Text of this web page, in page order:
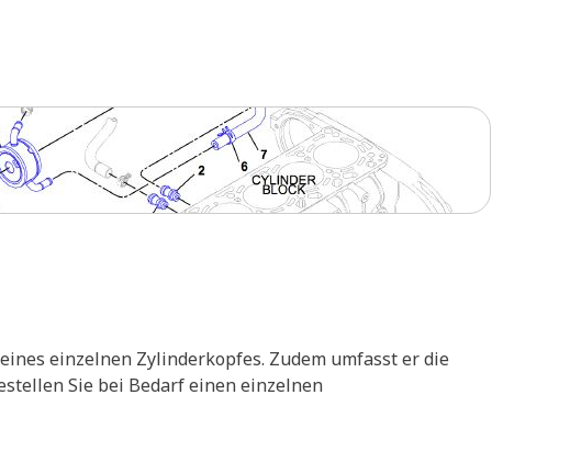
einzelnen Zylinderkopfes. Zudem umfasst er die
Sie bei Bedarf einen einzelnen